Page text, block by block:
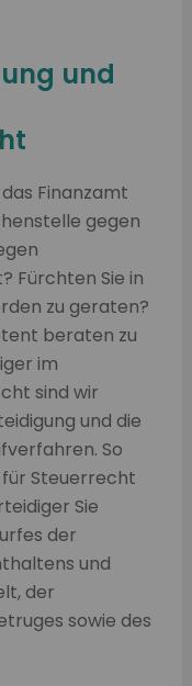
und
Finanzamt
gegen
Fürchten Sie in
zu geraten?
beraten zu
im
sind wir
und die
So
Steuerrecht
Sie
der
und
der
sowie des